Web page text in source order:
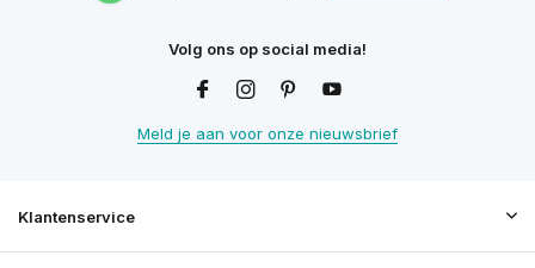
Volg ons op social media!
Meld je aan voor onze nieuwsbrief
Klantenservice